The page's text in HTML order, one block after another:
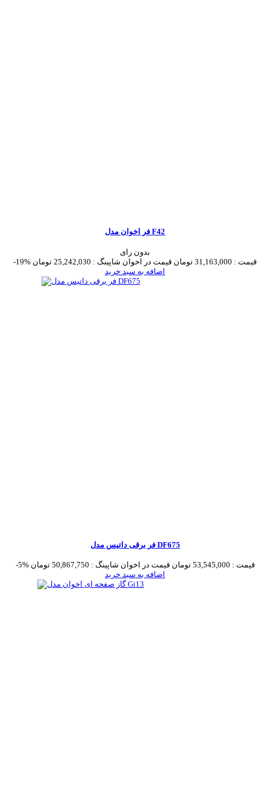
فر اخوان مدل F42
بدون رای
-19%
قیمت : 31,163,000 تومان قیمت در اخوان شاپینگ : 25,242,030 تومان
اضافه به سبد خرید
فر برقی داتیس مدل DF675
-5% قیمت : 53,545,000 تومان قیمت در اخوان شاپینگ : 50,867,750 تومان
اضافه به سبد خرید